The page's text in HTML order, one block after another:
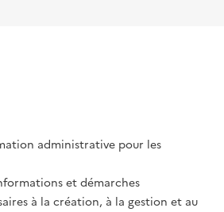
administrative pour les
et démarches
à la création, à la gestion et au